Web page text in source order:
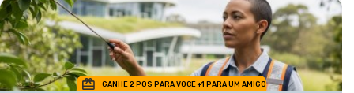
GANHE 2 POS PARA VOCE +1 PARA UM AMIGO